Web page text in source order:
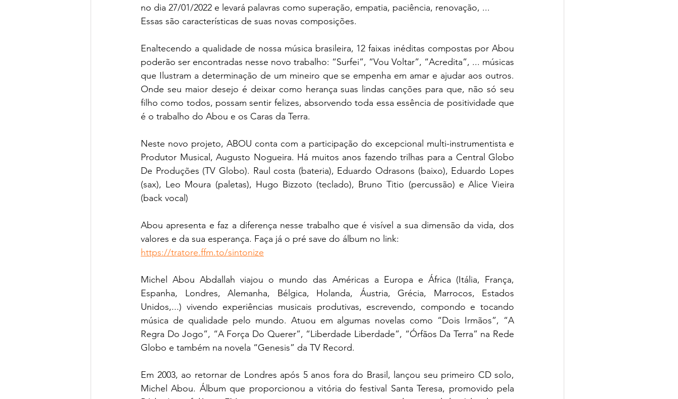
no dia 27/01/2022 e levará palavras como superação, empatia, paciência, renovação, ...
Essas são características de suas novas composições.
Enaltecendo a qualidade de nossa música brasileira, 12 faixas inéditas compostas por Abou
poderão ser encontradas nesse novo trabalho: “Surfei”, “Vou Voltar”, “Acredita”, ... músicas
que Ilustram a determinação de um mineiro que se empenha em amar e ajudar aos outros.
Onde seu maior desejo é deixar como herança suas lindas canções para que, não só seu
filho como todos, possam sentir felizes, absorvendo toda essa essência de positividade que
é o trabalho do Abou e os Caras da Terra.
Neste novo projeto, ABOU conta com a participação do excepcional multi-instrumentista e
Produtor Musical, Augusto Nogueira. Há muitos anos fazendo trilhas para a Central Globo
De Produções (TV Globo). Raul costa (bateria), Eduardo Odrasons (baixo), Eduardo Lopes
(sax), Leo Moura (paletas), Hugo Bizzoto (teclado), Bruno Titio (percussão) e Alice Vieira
(back vocal)
Abou apresenta e faz a diferença nesse trabalho que é visível a sua dimensão da vida, dos
valores e da sua esperança. Faça já o pré save do álbum no link:
https://tratore.ffm.to/sintonize
Michel Abou Abdallah viajou o mundo das Américas a Europa e África (Itália, França,
Espanha, Londres, Alemanha, Bélgica, Holanda, Áustria, Grécia, Marrocos, Estados
Unidos,...) vivendo experiências musicais produtivas, escrevendo, compondo e tocando
música de qualidade pelo mundo. Atuou em algumas novelas como “Dois Irmãos”, “A
Regra Do Jogo”, “A Força Do Querer”, “Liberdade Liberdade”, “Órfãos Da Terra” na Rede
Globo e também na novela “Genesis” da TV Record.
Em 2003, ao retornar de Londres após 5 anos fora do Brasil, lançou seu primeiro CD solo,
Michel Abou. Álbum que proporcionou a vitória do festival Santa Teresa, promovido pela